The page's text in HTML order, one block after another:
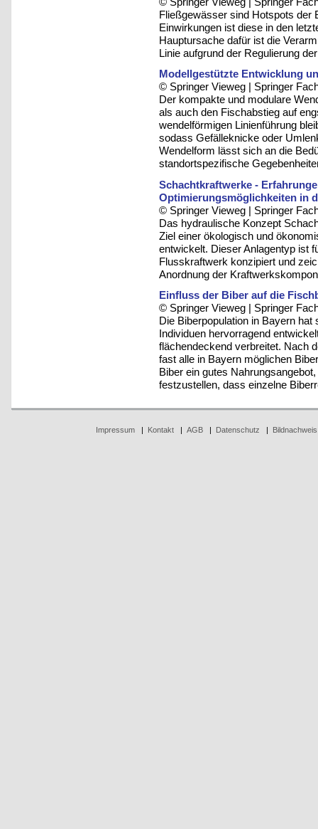
Fließgewässer sind Hotspots der
Einwirkungen ist diese in den
Hauptursache dafür ist die
Linie aufgrund der Regulierung
Modellgestützte Entwicklung
© Springer Vieweg | Springer
Der kompakte und modulare
als auch den Fischabstieg auf
wendelförmigen Linienführung
sodass Gefälleknicke oder
Wendelform lässt sich an die
standortspezifische
Schachtkraftwerke -
Optimierungsmöglichkeiten in
© Springer Vieweg | Springer
Das hydraulische Konzept
Ziel einer ökologisch und
entwickelt. Dieser Anlagentyp ist
Flusskraftwerk konzipiert und
Anordnung der
Einfluss der Biber auf die
© Springer Vieweg | Springer
Die Biberpopulation in Bayern
Individuen hervorragend
flächendeckend verbreitet. Nach
fast alle in Bayern möglichen
Biber ein gutes
festzustellen, dass einzelne
Impressum| Kontakt| AGB| Datenschutz Bildnachweis